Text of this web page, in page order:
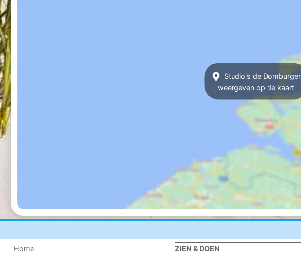
Studio's de Domburger
weergeven op de kaart
Home
ZIEN & DOEN